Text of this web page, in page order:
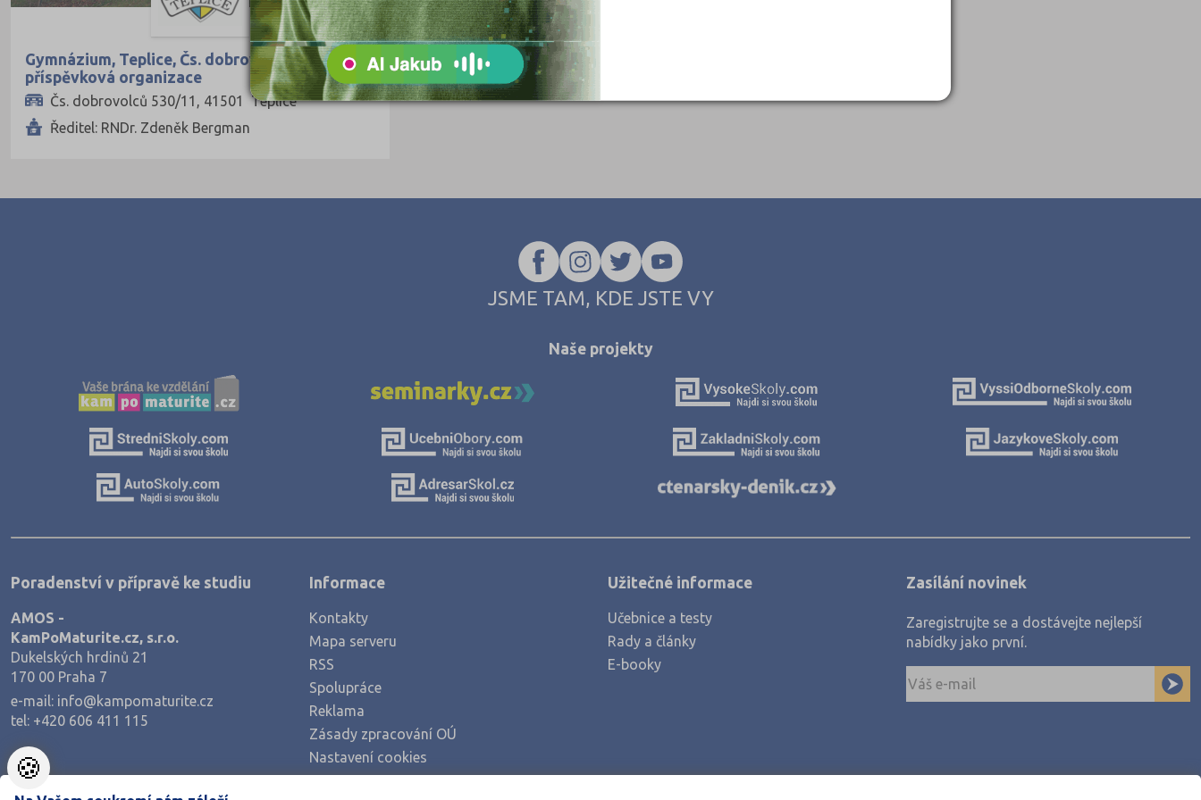
Klatovy (2)
Kolín (2)
Kroměříž (2)
Kutná Hora (3)
Mladá Boleslav (3)
Olomouc (7)
Opava (2)
Pardubice (3)
Praha-západ (1)
Výroba a technologie potravin
Zemědělství a lesnictví
Veterinářství
Hotelnictví, turismus, gastronomie
Policejní a vojenské obory
Gymnázium, Teplice, Čs. dobrovolců 11,
příspěvková organizace
Čs. dobrovolců 530/11, 41501 Teplice
Ředitel: RNDr. Zdeněk Bergman
JSME TAM, KDE JSTE VY
Naše projekty
Poradenství v přípravě ke studiu
AMOS -
KamPoMaturite.cz, s.r.o.
Dukelských hrdinů 21
170 00 Praha 7
e-mail: info@kampomaturite.cz
tel: +420 606 411 115
Informace
Kontakty
Mapa serveru
RSS
Spolupráce
Reklama
Zásady zpracování OÚ
Nastavení cookies
Užitečné informace
Učebnice a testy
Rady a články
E-booky
Zasílání novinek
Zaregistrujte se a dostávejte nejlepší
nabídky jako první.
🍪